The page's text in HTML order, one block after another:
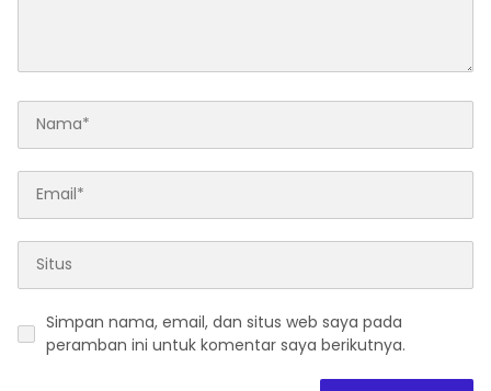
Simpan nama, email, dan situs web saya pada
peramban ini untuk komentar saya berikutnya.